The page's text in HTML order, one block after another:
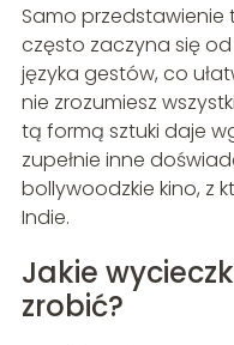
Samo przedstawienie
często zaczyna się
języka gestów, co
nie zrozumiesz
tą formą sztuki daje
zupełnie inne
bollywoodzkie kino, z
Indie.
Jakie
zrobić?